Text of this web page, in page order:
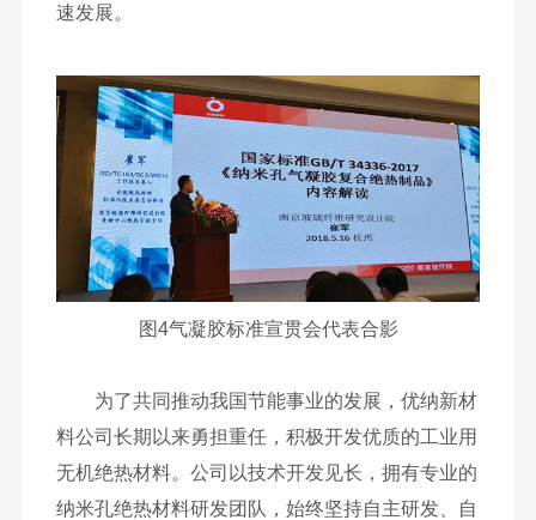
速发展。
图4气凝胶标准宣贯会代表合影
为了共同推动我国节能事业的发展，优纳新材
料公司长期以来勇担重任，积极开发优质的工业用
无机绝热材料。公司以技术开发见长，拥有专业的
纳米孔绝热材料研发团队，始终坚持自主研发、自